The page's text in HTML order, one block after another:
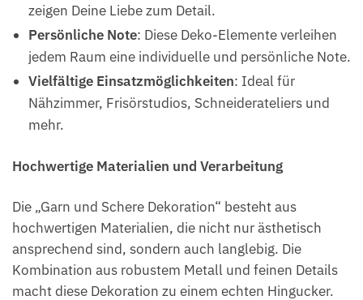
zeigen Deine Liebe zum Detail.
Persönliche Note: Diese Deko-Elemente verleihen
jedem Raum eine individuelle und persönliche Note.
Vielfältige Einsatzmöglichkeiten: Ideal für
Nähzimmer, Frisörstudios, Schneiderateliers und
mehr.
Hochwertige Materialien und Verarbeitung
Die „Garn und Schere Dekoration“ besteht aus
hochwertigen Materialien, die nicht nur ästhetisch
ansprechend sind, sondern auch langlebig. Die
Kombination aus robustem Metall und feinen Details
macht diese Dekoration zu einem echten Hingucker.